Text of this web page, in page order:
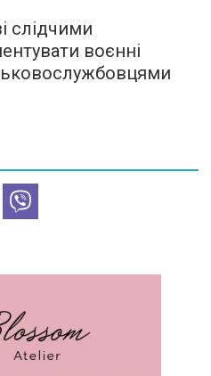
слідчими
воєнні